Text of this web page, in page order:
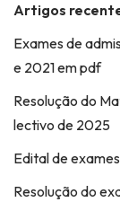
Artigos
Exames de
e 2021 em pdf
Resolução do
lectivo de 2025
Edital de
Resolução do